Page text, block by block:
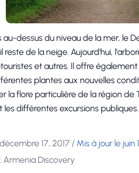
au-dessus du niveau de la mer, le
reste de la neige. Aujourd'hui,
et autres. Il offre
plantes aux nouvelles
la flore particulière de la région de
les différentes excursions publiques.
17, 2017 / Mis à jour le juin
Armenia Discovery